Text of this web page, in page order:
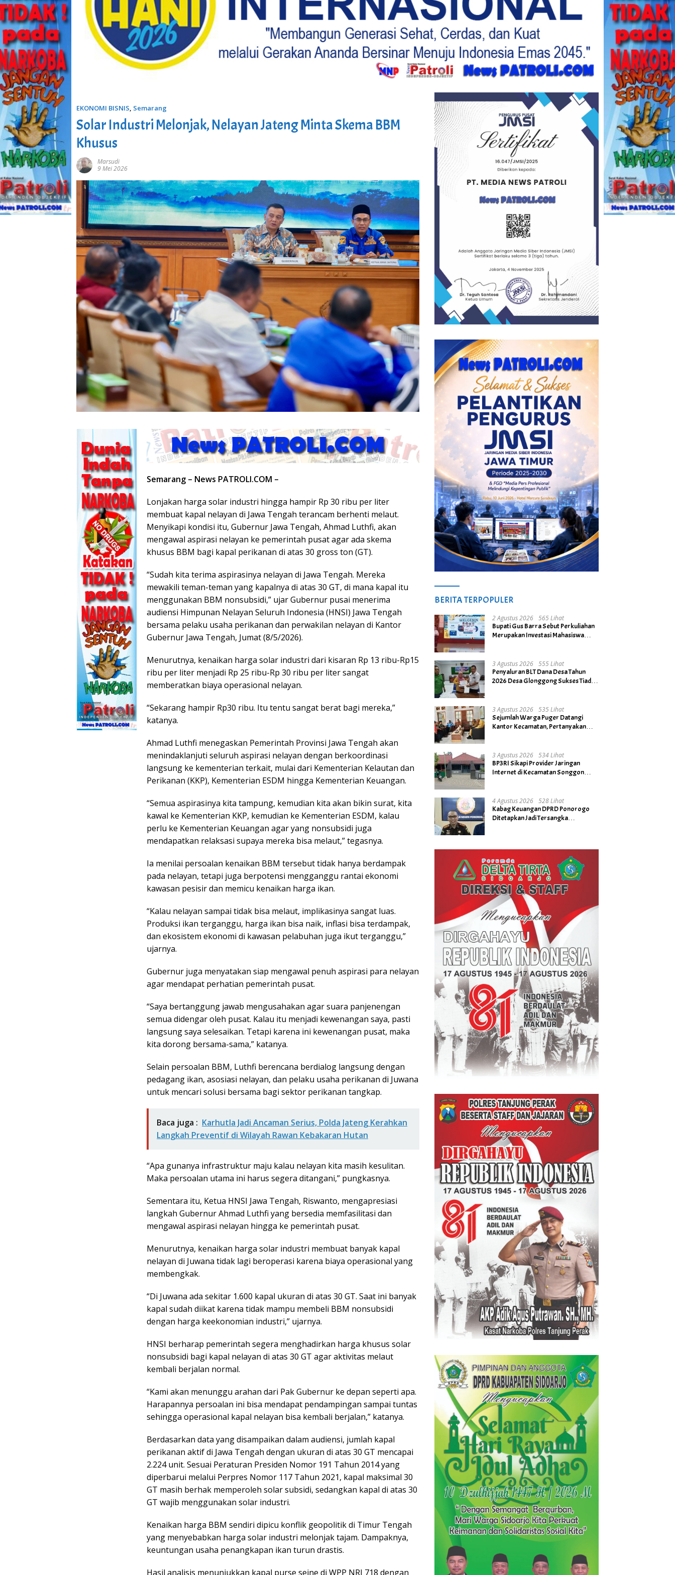
EKONOMI BISNIS, Semarang
Solar Industri Melonjak, Nelayan Jateng Minta Skema BBM
Khusus
Marsudi
9 Mei 2026
Semarang – News PATROLI.COM –
Lonjakan harga solar industri hingga hampir Rp 30 ribu per liter
membuat kapal nelayan di Jawa Tengah terancam berhenti melaut.
Menyikapi kondisi itu, Gubernur Jawa Tengah, Ahmad Luthfi, akan
mengawal aspirasi nelayan ke pemerintah pusat agar ada skema
khusus BBM bagi kapal perikanan di atas 30 gross ton (GT).
“Sudah kita terima aspirasinya nelayan di Jawa Tengah. Mereka
mewakili teman-teman yang kapalnya di atas 30 GT, di mana kapal itu
menggunakan BBM nonsubsidi,” ujar Gubernur pusai menerima
audiensi Himpunan Nelayan Seluruh Indonesia (HNSI) Jawa Tengah
bersama pelaku usaha perikanan dan perwakilan nelayan di Kantor
Gubernur Jawa Tengah, Jumat (8/5/2026).
Menurutnya, kenaikan harga solar industri dari kisaran Rp 13 ribu-Rp15
ribu per liter menjadi Rp 25 ribu-Rp 30 ribu per liter sangat
memberatkan biaya operasional nelayan.
“Sekarang hampir Rp30 ribu. Itu tentu sangat berat bagi mereka,”
katanya.
Ahmad Luthfi menegaskan Pemerintah Provinsi Jawa Tengah akan
menindaklanjuti seluruh aspirasi nelayan dengan berkoordinasi
langsung ke kementerian terkait, mulai dari Kementerian Kelautan dan
Perikanan (KKP), Kementerian ESDM hingga Kementerian Keuangan.
“Semua aspirasinya kita tampung, kemudian kita akan bikin surat, kita
kawal ke Kementerian KKP, kemudian ke Kementerian ESDM, kalau
perlu ke Kementerian Keuangan agar yang nonsubsidi juga
mendapatkan relaksasi supaya mereka bisa melaut,” tegasnya.
Ia menilai persoalan kenaikan BBM tersebut tidak hanya berdampak
pada nelayan, tetapi juga berpotensi mengganggu rantai ekonomi
kawasan pesisir dan memicu kenaikan harga ikan.
“Kalau nelayan sampai tidak bisa melaut, implikasinya sangat luas.
Produksi ikan terganggu, harga ikan bisa naik, inflasi bisa terdampak,
dan ekosistem ekonomi di kawasan pelabuhan juga ikut terganggu,”
ujarnya.
Gubernur juga menyatakan siap mengawal penuh aspirasi para nelayan
agar mendapat perhatian pemerintah pusat.
“Saya bertanggung jawab mengusahakan agar suara panjenengan
semua didengar oleh pusat. Kalau itu menjadi kewenangan saya, pasti
langsung saya selesaikan. Tetapi karena ini kewenangan pusat, maka
kita dorong bersama-sama,” katanya.
Selain persoalan BBM, Luthfi berencana berdialog langsung dengan
pedagang ikan, asosiasi nelayan, dan pelaku usaha perikanan di Juwana
untuk mencari solusi bersama bagi sektor perikanan tangkap.
Baca juga : Karhutla Jadi Ancaman Serius, Polda Jateng Kerahkan
Langkah Preventif di Wilayah Rawan Kebakaran Hutan
“Apa gunanya infrastruktur maju kalau nelayan kita masih kesulitan.
Maka persoalan utama ini harus segera ditangani,” pungkasnya.
Sementara itu, Ketua HNSI Jawa Tengah, Riswanto, mengapresiasi
langkah Gubernur Ahmad Luthfi yang bersedia memfasilitasi dan
mengawal aspirasi nelayan hingga ke pemerintah pusat.
Menurutnya, kenaikan harga solar industri membuat banyak kapal
nelayan di Juwana tidak lagi beroperasi karena biaya operasional yang
membengkak.
“Di Juwana ada sekitar 1.600 kapal ukuran di atas 30 GT. Saat ini banyak
kapal sudah diikat karena tidak mampu membeli BBM nonsubsidi
dengan harga keekonomian industri,” ujarnya.
HNSI berharap pemerintah segera menghadirkan harga khusus solar
nonsubsidi bagi kapal nelayan di atas 30 GT agar aktivitas melaut
kembali berjalan normal.
“Kami akan menunggu arahan dari Pak Gubernur ke depan seperti apa.
Harapannya persoalan ini bisa mendapat pendampingan sampai tuntas
sehingga operasional kapal nelayan bisa kembali berjalan,” katanya.
Berdasarkan data yang disampaikan dalam audiensi, jumlah kapal
perikanan aktif di Jawa Tengah dengan ukuran di atas 30 GT mencapai
2.224 unit. Sesuai Peraturan Presiden Nomor 191 Tahun 2014 yang
diperbarui melalui Perpres Nomor 117 Tahun 2021, kapal maksimal 30
GT masih berhak memperoleh solar subsidi, sedangkan kapal di atas 30
GT wajib menggunakan solar industri.
Kenaikan harga BBM sendiri dipicu konflik geopolitik di Timur Tengah
yang menyebabkan harga solar industri melonjak tajam. Dampaknya,
keuntungan usaha penangkapan ikan turun drastis.
Hasil analisis menunjukkan kapal purse seine di WPP NRI 718 dengan
BERITA TERPOPULER
2 Agustus 2026
565 Lihat
Bupati Gus Barra Sebut Perkuliahan
Merupakan Investasi Mahasiswa
3 Agustus 2026
555 Lihat
Penyaluran BLT Dana Desa Tahun
2026 Desa Glonggong Sukses Tiada
3 Agustus 2026
535 Lihat
Sejumlah Warga Puger Datangi
Kantor Kecamatan, Pertanyakan
3 Agustus 2026
534 Lihat
BP3RI Sikapi Provider Jaringan
Internet di Kecamatan Songgon
4 Agustus 2026
528 Lihat
Kabag Keuangan DPRD Ponorogo
Ditetapkan Jadi Tersangka